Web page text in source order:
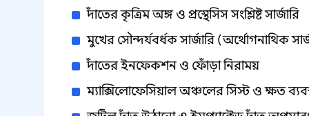
দাঁতের কৃত্রিম অঙ্গ ও প্রস্থেসিস সংশ্লিষ্ট সার্জারি
মুখের সৌন্দর্যবর্ধক সার্জারি (অর্থোগনাথিক
দাঁতের ইনফেকশন ও ফোঁড়া নিরাময়
ম্যাক্সিলোফেসিয়াল অঞ্চলের সিস্ট ও ক্ষত